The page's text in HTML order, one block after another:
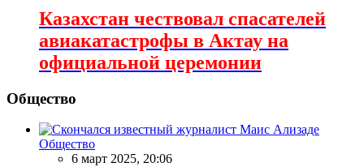
Казахстан чествовал спасателей
авиакатастрофы в Актау на
официальной церемонии
Общество
Общество
6 март 2025, 20:06